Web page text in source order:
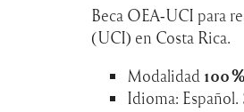
PG
en
la
Catholique
de
Beca OEA‑UCI para
(UCI) en Costa Rica.
Modalidad 100
Idioma: